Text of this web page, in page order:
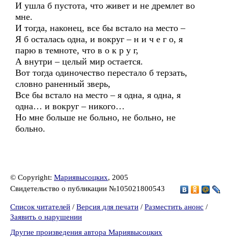
И ушла б пустота, что живет и не дремлет во
мне.
И тогда, наконец, все бы встало на место –
Я б осталась одна, и вокруг – н и ч е г о, я
парю в темноте, что в о к р у г,
А внутри – целый мир остается.
Вот тогда одиночество перестало б терзать,
словно раненный зверь,
Все бы встало на место – я одна, я одна, я
одна… и вокруг – никого…
Но мне больше не больно, не больно, не
больно.
© Copyright: Мариявысоцких, 2005
Свидетельство о публикации №105021800543
Список читателей / Версия для печати / Разместить анонс /
Заявить о нарушении
Другие произведения автора Мариявысоцких